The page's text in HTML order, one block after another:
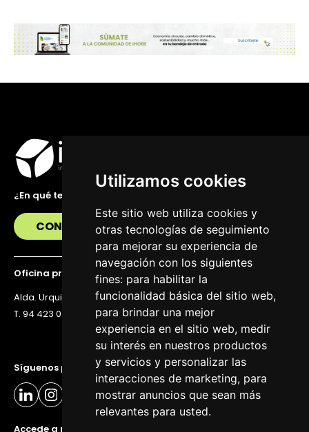
Utilizamos cookies
Este sitio web utiliza cookies y
otras tecnologías de seguimiento
para mejorar su experiencia de
navegación con los siguientes
fines: para habilitar la
funcionalidad básica del sitio web,
para brindar una mejor
experiencia en el sitio web, medir
su interés en nuestros productos
y servicios y personalizar las
interacciones de marketing, para
mostrar anuncios que sean más
relevantes para usted.
Síguenos para estar al día
Accede a nuestra newsletter
¿En qué te podemos ayudar?
CONTÁCTANOS
Oficina principal
Alda. Urquijo 36, 6ª planta, 48011 Bilbao
T. 94 423 07 43